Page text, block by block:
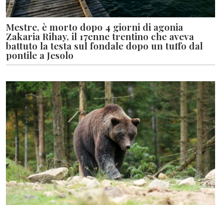
Mestre, è morto dopo 4 giorni di agonia
Zakaria Rihay, il 17enne trentino che aveva
battuto la testa sul fondale dopo un tuffo dal
pontile a Jesolo